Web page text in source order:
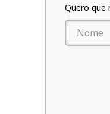
Quero que